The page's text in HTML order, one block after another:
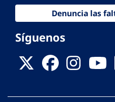
Denuncia las
Síguenos